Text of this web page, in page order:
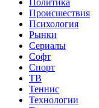
Происшествия
Психология
Рынки
Сериалы
Софт
Спорт
ТВ
Теннис
Технологии